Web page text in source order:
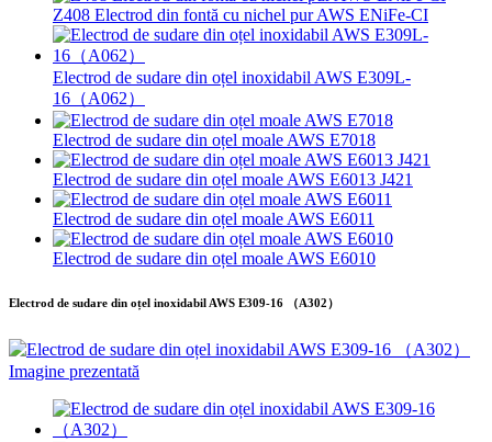
Z408 Electrod din fontă cu nichel pur AWS ENiFe-CI
Electrod de sudare din oțel inoxidabil AWS E309L-
16（A062）
Electrod de sudare din oțel moale AWS E7018
Electrod de sudare din oțel moale AWS E6013 J421
Electrod de sudare din oțel moale AWS E6011
Electrod de sudare din oțel moale AWS E6010
Electrod de sudare din oțel inoxidabil AWS E309-16 （A302）